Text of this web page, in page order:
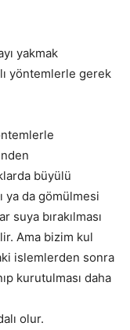
yakmak
yöntemlerle gerek
büyülü
ya da gömülmesi
suya bırakılması
Ama bizim kul
islemlerden sonra
kurutulması daha
olur.